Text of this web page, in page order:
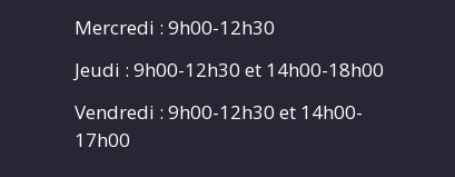
Mercredi : 9h00-12h30
Jeudi : 9h00-12h30 et 14h00-18h00
Vendredi : 9h00-12h30 et 14h00-
17h00